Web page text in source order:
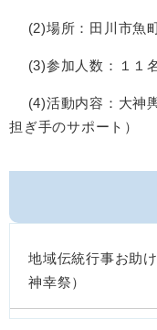
(2)場所：田川市魚
(3)参加人数：１１
(4)活動内容：大神
担ぎ手のサポート）
地域伝統行事お助
神幸祭）